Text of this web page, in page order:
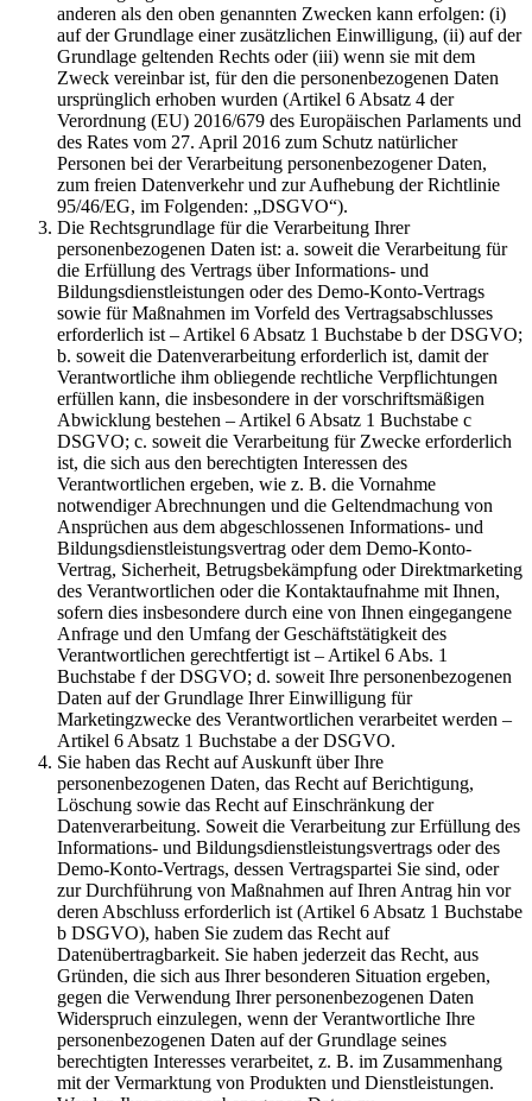
anderen als den oben genannten Zwecken kann erfolgen: (i)
auf der Grundlage einer zusätzlichen Einwilligung, (ii) auf der
Grundlage geltenden Rechts oder (iii) wenn sie mit dem
Zweck vereinbar ist, für den die personenbezogenen Daten
ursprünglich erhoben wurden (Artikel 6 Absatz 4 der
Verordnung (EU) 2016/679 des Europäischen Parlaments und
des Rates vom 27. April 2016 zum Schutz natürlicher
Personen bei der Verarbeitung personenbezogener Daten,
zum freien Datenverkehr und zur Aufhebung der Richtlinie
95/46/EG, im Folgenden: „DSGVO“).
Die Rechtsgrundlage für die Verarbeitung Ihrer
personenbezogenen Daten ist: a. soweit die Verarbeitung für
die Erfüllung des Vertrags über Informations- und
Bildungsdienstleistungen oder des Demo-Konto-Vertrags
sowie für Maßnahmen im Vorfeld des Vertragsabschlusses
erforderlich ist – Artikel 6 Absatz 1 Buchstabe b der DSGVO;
b. soweit die Datenverarbeitung erforderlich ist, damit der
Verantwortliche ihm obliegende rechtliche Verpflichtungen
erfüllen kann, die insbesondere in der vorschriftsmäßigen
Abwicklung bestehen – Artikel 6 Absatz 1 Buchstabe c
DSGVO; c. soweit die Verarbeitung für Zwecke erforderlich
ist, die sich aus den berechtigten Interessen des
Verantwortlichen ergeben, wie z. B. die Vornahme
notwendiger Abrechnungen und die Geltendmachung von
Ansprüchen aus dem abgeschlossenen Informations- und
Bildungsdienstleistungsvertrag oder dem Demo-Konto-
Vertrag, Sicherheit, Betrugsbekämpfung oder Direktmarketing
des Verantwortlichen oder die Kontaktaufnahme mit Ihnen,
sofern dies insbesondere durch eine von Ihnen eingegangene
Anfrage und den Umfang der Geschäftstätigkeit des
Verantwortlichen gerechtfertigt ist – Artikel 6 Abs. 1
Buchstabe f der DSGVO; d. soweit Ihre personenbezogenen
Daten auf der Grundlage Ihrer Einwilligung für
Marketingzwecke des Verantwortlichen verarbeitet werden –
Artikel 6 Absatz 1 Buchstabe a der DSGVO.
Sie haben das Recht auf Auskunft über Ihre
personenbezogenen Daten, das Recht auf Berichtigung,
Löschung sowie das Recht auf Einschränkung der
Datenverarbeitung. Soweit die Verarbeitung zur Erfüllung des
Informations- und Bildungsdienstleistungsvertrags oder des
Demo-Konto-Vertrags, dessen Vertragspartei Sie sind, oder
zur Durchführung von Maßnahmen auf Ihren Antrag hin vor
deren Abschluss erforderlich ist (Artikel 6 Absatz 1 Buchstabe
b DSGVO), haben Sie zudem das Recht auf
Datenübertragbarkeit. Sie haben jederzeit das Recht, aus
Gründen, die sich aus Ihrer besonderen Situation ergeben,
gegen die Verwendung Ihrer personenbezogenen Daten
Widerspruch einzulegen, wenn der Verantwortliche Ihre
personenbezogenen Daten auf der Grundlage seines
berechtigten Interesses verarbeitet, z. B. im Zusammenhang
mit der Vermarktung von Produkten und Dienstleistungen.